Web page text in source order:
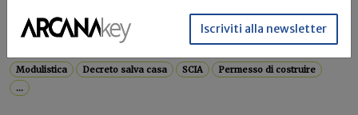
La Conferenza unificata ha approvato l’accordo tra
Governo, Regioni e Anci sullo...
Modulistica Decreto salva casa SCIA
Permesso di costruire
...
Iscriviti alla newsletter